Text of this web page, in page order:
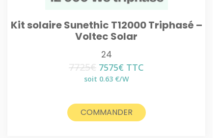
Kit solaire Sunethic T12000 Triphasé –
Voltec Solar
24
7725€ Le
prix
7725€.
7575€ Le
prix
7575€.
TTC
soit 0.63 €/W
COMMANDER